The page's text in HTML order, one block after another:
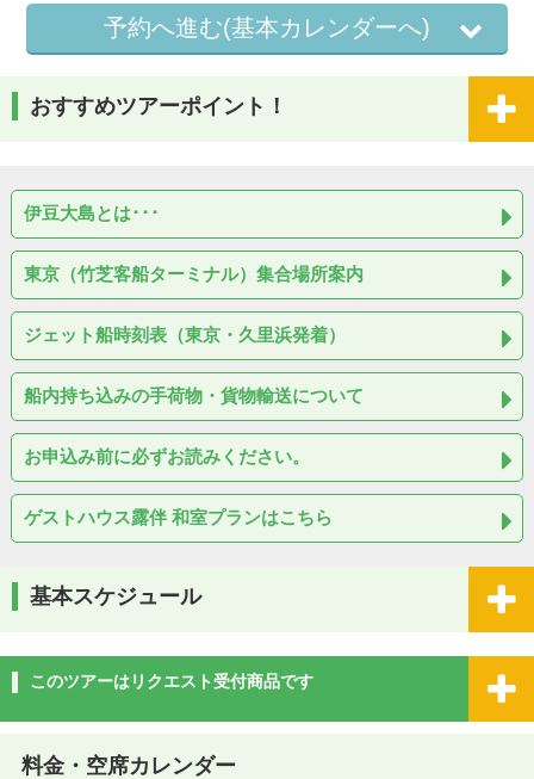
予約へ進む(基本カレンダーへ)
おすすめツアーポイント！
伊豆大島とは･･･
東京（竹芝客船ターミナル）集合場所案内
ジェット船時刻表（東京・久里浜発着）
船内持ち込みの手荷物・貨物輸送について
お申込み前に必ずお読みください。
ゲストハウス露伴 和室プランはこちら
基本スケジュール
このツアーはリクエスト受付商品です
料金・空席カレンダー